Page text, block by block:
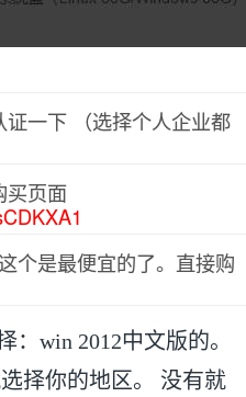
一下 （选择个人企业都
买页面
个是最便宜的了。直接购
：win 2012中文版的。
择你的地区。 没有就